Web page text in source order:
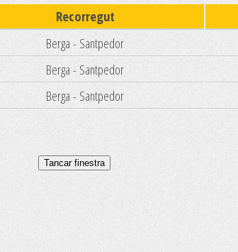
Recorregut
Berga - Santpedor
Berga - Santpedor
Berga - Santpedor